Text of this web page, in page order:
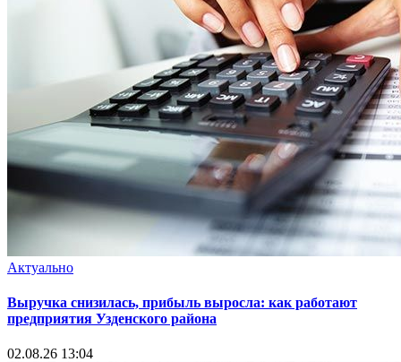
Актуально
Выручка снизилась, прибыль выросла: как работают
предприятия Узденского района
02.08.26 13:04